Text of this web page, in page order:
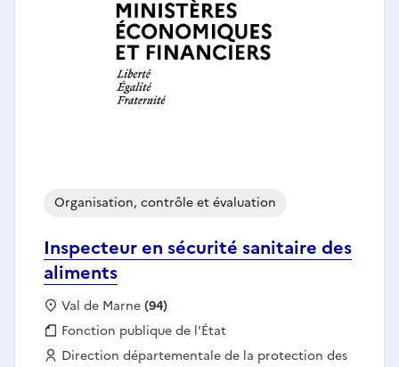
Inspecteur en sécurité sanitaire des
aliments
Organisation, contrôle et évaluation
Localisation :
Val de Marne(94)
Fonction publique :
Fonction publique de l'État
Employeur :
Direction départementale de la protection des